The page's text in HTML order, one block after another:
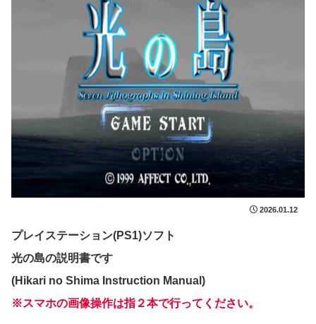
2026.01.12
プレイステーション(PS1)ソフト
光の島の説明書です
(Hikari no Shima Instruction Manual)
※スマホの画像操作は指２本で行ってください。